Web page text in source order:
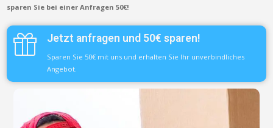
sparen Sie bei einer Anfragen 50€!
Jetzt anfragen und 50€ sparen!
Sparen Sie 50€ mit uns und erhalten Sie Ihr unverbindliches
Angebot.